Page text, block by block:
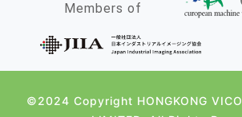
Members of
©2024 Copyright HONGKONG VICO